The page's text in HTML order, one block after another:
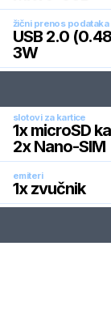
žični prenos podataka
USB 2.0
3W
slotovi za kartice
1x microSD
2x Nano-SIM
emiteri
1x zvučnik